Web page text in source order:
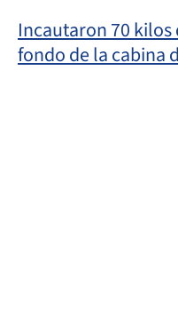
Incautaron 70
fondo de la cabina